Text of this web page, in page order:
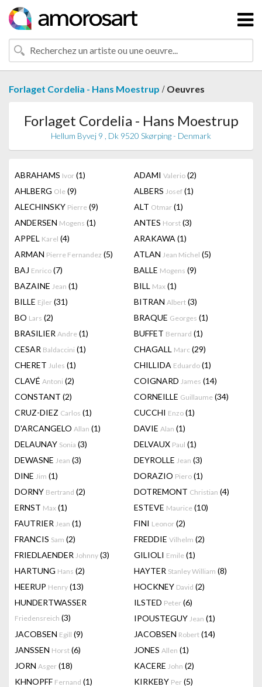
Forlaget Cordelia - Hans Moestrup / Oeuvres
Forlaget Cordelia - Hans Moestrup
Hellum Byvej 9 , Dk 9520 Skørping - Denmark
ABRAHAMS Ivor (1) ADAMI Valerio (2)
AHLBERG Ole (9) ALBERS Josef (1)
ALECHINSKY Pierre (9) ALT Otmar (1)
ANDERSEN Mogens (1) ANTES Horst (3)
APPEL Karel (4) ARAKAWA (1)
ARMAN Pierre Fernandez (5) ATLAN Jean Michel (5)
BAJ Enrico (7) BALLE Mogens (9)
BAZAINE Jean (1) BILL Max (1)
BILLE Ejler (31) BITRAN Albert (3)
BO Lars (2) BRAQUE Georges (1)
BRASILIER Andre (1) BUFFET Bernard (1)
CESAR Baldaccini (1) CHAGALL Marc (29)
CHERET Jules (1) CHILLIDA Eduardo (1)
CLAVÉ Antoni (2) COIGNARD James (14)
CONSTANT (2) CORNEILLE Guillaume (34)
CRUZ-DIEZ Carlos (1) CUCCHI Enzo (1)
D'ARCANGELO Allan (1) DAVIE Alan (1)
DELAUNAY Sonia (3) DELVAUX Paul (1)
DEWASNE Jean (3) DEYROLLE Jean (3)
DINE Jim (1) DORAZIO Piero (1)
DORNY Bertrand (2) DOTREMONT Christian (4)
ERNST Max (1) ESTEVE Maurice (10)
FAUTRIER Jean (1) FINI Leonor (2)
FRANCIS Sam (2) FREDDIE Vilhelm (2)
FRIEDLAENDER Johnny (3) GILIOLI Emile (1)
HARTUNG Hans (2) HAYTER Stanley William (8)
HEERUP Henry (13) HOCKNEY David (2)
HUNDERTWASSER
Friedensreich (3)
ILSTED Peter (6)
IPOUSTEGUY Jean (1)
JACOBSEN Egill (9) JACOBSEN Robert (14)
JANSSEN Horst (6) JONES Allen (1)
JORN Asger (18) KACERE John (2)
KHNOPFF Fernand (1) KIRKEBY Per (5)